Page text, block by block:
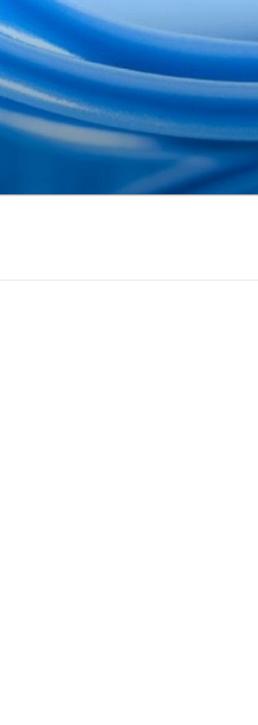
Przejdź
do
treści